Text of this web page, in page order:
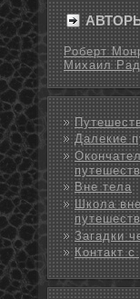
Роберт
Михаил
Далекие
Вне тела
Школа
Загадки
Контакт